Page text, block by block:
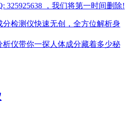
325925638 ，我们将第一时间删除!
分检测仪快速无创，全方位解析身
仪带你一探人体成分藏着多少秘